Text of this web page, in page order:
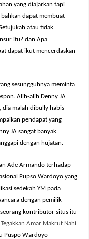
yang diajarkan tapi
dapat membuat
atau tidak
itu? dan Apa
dapat ikut mencerdaskan
sesungguhnya meminta
Alih-alih Denny JA
dia malah dibully habis-
pendapat yang
JA sangat banyak.
dengan hujatan.
Ade Armando terhadap
Pupso Wardoyo yang
sedekah YM pada
dengan pemilik
kontributor situs itu
Amar Makruf Nahi
Puspo Wardoyo